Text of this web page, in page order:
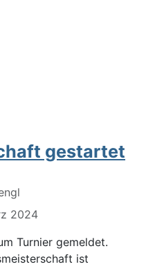
gestartet
2024
Turnier gemeldet.
ist